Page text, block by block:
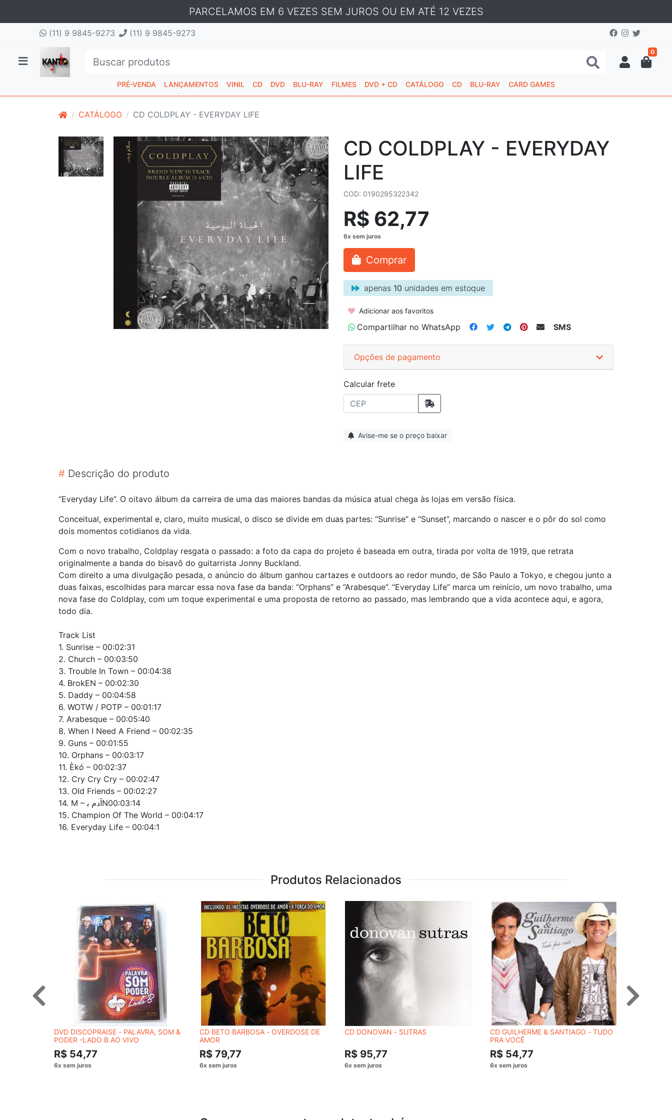
PARCELAMOS EM 6 VEZES SEM JUROS OU EM ATÉ 12 VEZES
(11) 9 9845-9273 (11) 9 9845-9273
0
PRÉ-VENDA LANÇAMENTOS VINIL CD DVD BLU-RAY FILMES DVD + CD CATÁLOGO CD BLU-RAY CARD GAMES
CATÁLOGO CD COLDPLAY - EVERYDAY LIFE
CD COLDPLAY - EVERYDAY
LIFE
COD: 0190295322342
R$ 62,77
Comprar
apenas 10 unidades em estoque
Adicionar aos favoritos
Compartilhar no WhatsApp SMS
Opções de pagamento
Calcular frete
Avise-me se o preço baixar
# Descrição do produto
“Everyday Life”. O oitavo álbum da carreira de uma das maiores bandas da música atual chega às lojas em versão física.
Conceitual, experimental e, claro, muito musical, o disco se divide em duas partes: “Sunrise” e “Sunset”, marcando o nascer e o pôr do sol como
dois momentos cotidianos da vida.
Com o novo trabalho, Coldplay resgata o passado: a foto da capa do projeto é baseada em outra, tirada por volta de 1919, que retrata
originalmente a banda do bisavô do guitarrista Jonny Buckland.
Com direito a uma divulgação pesada, o anúncio do álbum ganhou cartazes e outdoors ao redor mundo, de São Paulo a Tokyo, e chegou junto a
duas faixas, escolhidas para marcar essa nova fase da banda: “Orphans” e “Arabesque”. “Everyday Life” marca um reinício, um novo trabalho, uma
nova fase do Coldplay, com um toque experimental e uma proposta de retorno ao passado, mas lembrando que a vida acontece aqui, e agora,
todo dia.
Track List
1. Sunrise – 00:02:31
2. Church – 00:03:50
3. Trouble In Town – 00:04:38
4. BrokEN – 00:02:30
5. Daddy – 00:04:58
6. WOTW / POTP – 00:01:17
7. Arabesque – 00:05:40
8. When I Need A Friend – 00:02:35
9. Guns – 00:01:55
10. Orphans – 00:03:17
11. Èkó – 00:02:37
12. Cry Cry Cry – 00:02:47
13. Old Friends – 00:02:27
14. M – آدم ﺑN00:03:14
15. Champion Of The World – 00:04:17
16. Everyday Life – 00:04:1
Produtos Relacionados
DVD DISCOPRAISE - PALAVRA, SOM &
PODER -LADO B AO VIVO
R$ 54,77
CD BETO BARBOSA - OVERDOSE DE
AMOR
R$ 79,77
CD DONOVAN ‎- SUTRAS
R$ 95,77
CD GUILHERME & SANTIAGO - TUDO
PRA VOCÊ
R$ 54,77